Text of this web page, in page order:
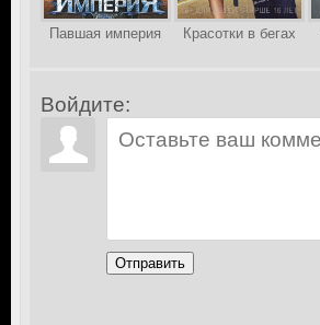
Павшая империя Красотки в бегах
Войдите:
Отправить